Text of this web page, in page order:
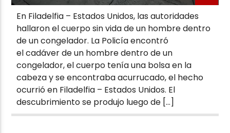
En Filadelfia – Estados Unidos, las autoridades
hallaron el cuerpo sin vida de un hombre dentro
de un congelador. La Policía encontró
el cadáver de un hombre dentro de un
congelador, el cuerpo tenía una bolsa en la
cabeza y se encontraba acurrucado, el hecho
ocurrió en Filadelfia – Estados Unidos. El
descubrimiento se produjo luego de […]